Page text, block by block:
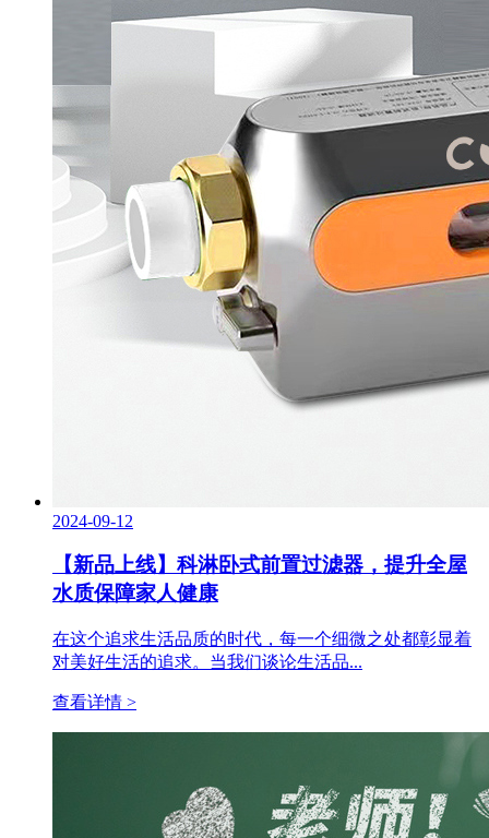
2024-09-12
【新品上线】科淋卧式前置过滤器，提升全屋
水质保障家人健康
在这个追求生活品质的时代，每一个细微之处都彰显着
对美好生活的追求。当我们谈论生活品...
查看详情 >